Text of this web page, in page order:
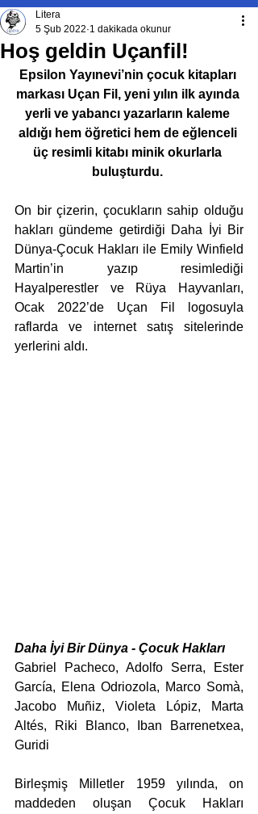
Hoş geldin Uçanfil!
Litera
5 Şub 2022 1 dakikada okunur
Epsilon Yayınevi’nin çocuk kitapları
markası Uçan Fil, yeni yılın ilk ayında
yerli ve yabancı yazarların kaleme
aldığı hem öğretici hem de eğlenceli
üç resimli kitabı minik okurlarla
buluşturdu.
On bir çizerin, çocukların sahip olduğu
hakları gündeme getirdiği Daha İyi Bir
Dünya-Çocuk Hakları ile Emily Winfield
Martin’in yazıp resimlediği
Hayalperestler ve Rüya Hayvanları,
Ocak 2022’de Uçan Fil logosuyla
raflarda ve internet satış sitelerinde
yerlerini aldı.
Daha İyi Bir Dünya - Çocuk Hakları
Gabriel Pacheco, Adolfo Serra, Ester
García, Elena Odriozola, Marco Somà,
Jacobo Muñiz, Violeta Lópiz, Marta
Altés, Riki Blanco, Iban Barrenetxea,
Guridi
Birleşmiş Milletler 1959 yılında, on
maddeden oluşan Çocuk Hakları